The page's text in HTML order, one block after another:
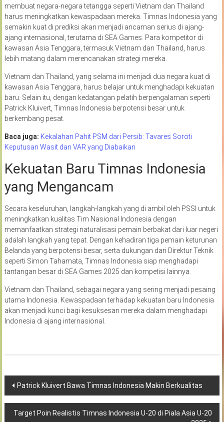
membuat negara-negara tetangga seperti Vietnam dan Thailand
harus meningkatkan kewaspadaan mereka. Timnas Indonesia yang
semakin kuat di prediksi akan menjadi ancaman serius di ajang-
ajang internasional, terutama di SEA Games. Para kompetitor di
kawasan Asia Tenggara, termasuk Vietnam dan Thailand, harus
lebih matang dalam merencanakan strategi mereka.
Vietnam dan Thailand, yang selama ini menjadi dua negara kuat di
kawasan Asia Tenggara, harus belajar untuk menghadapi kekuatan
baru. Selain itu, dengan kedatangan pelatih berpengalaman seperti
Patrick Kluivert, Timnas Indonesia berpotensi besar untuk
berkembang pesat.
Baca juga: Kekalahan Pahit PSM dari Persib: Tavares Soroti
Keputusan Wasit dan VAR yang Diabaikan
Kekuatan Baru Timnas Indonesia
yang Mengancam
Secara keseluruhan, langkah-langkah yang di ambil oleh PSSI untuk
meningkatkan kualitas Tim Nasional Indonesia dengan
memanfaatkan strategi naturalisasi pemain berbakat dari luar negeri
adalah langkah yang tepat. Dengan kehadiran tiga pemain keturunan
Belanda yang berpotensi besar, serta dukungan dari Direktur Teknik
seperti Simon Tahamata, Timnas Indonesia siap menghadapi
tantangan besar di SEA Games 2025 dan kompetisi lainnya.
Vietnam dan Thailand, sebagai negara yang sering menjadi pesaing
utama Indonesia. Kewaspadaan terhadap kekuatan baru Indonesia
akan menjadi kunci bagi kesuksesan mereka dalam menghadapi
Indonesia di ajang internasional.
Navigasi
pos
Patrick Kluivert Bawa Timnas Indonesia Makin Berkualitas
Target Poin Realistis Timnas Indonesia U-20 di Piala Asia U-20